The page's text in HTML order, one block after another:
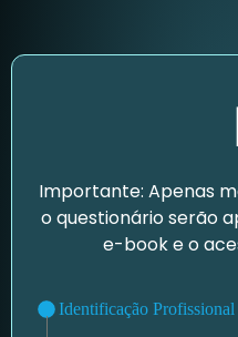
Importante: Apenas
o questionário serão
e-book e o
Identificação Profissional